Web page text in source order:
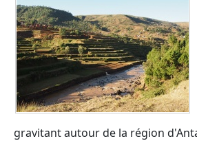
gravitant autour de la région